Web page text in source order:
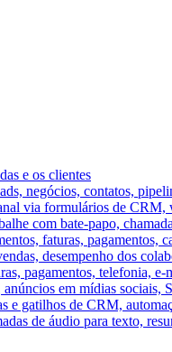
e os clientes
negócios, contatos,
via formulários de
com bate-papo,
faturas, pagamentos,
desempenho dos
pagamentos, telefonia,
em mídias sociais,
e gatilhos de CRM,
de áudio para texto,